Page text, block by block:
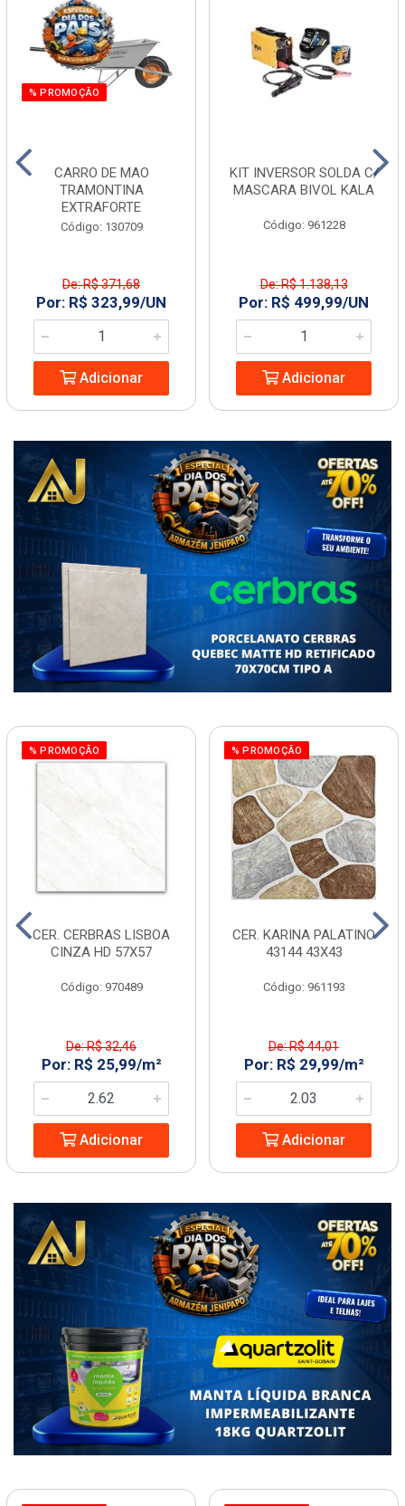
% PROMOÇÃO
CARRO DE MAO
TRAMONTINA
EXTRAFORTE
Código: 130709
De: R$ 371,68
Por: R$ 323,99/UN
Adicionar
KIT INVERSOR SOLDA C/
MASCARA BIVOL KALA
Código: 961228
De: R$ 1.138,13
Por: R$ 499,99/UN
Adicionar
% PROMOÇÃO
CER. CERBRAS LISBOA
CINZA HD 57X57
Código: 970489
De: R$ 32,46
Por: R$ 25,99/m²
Adicionar
% PROMOÇÃO
CER. KARINA PALATINO
43144 43X43
Código: 961193
De: R$ 44,01
Por: R$ 29,99/m²
Adicionar